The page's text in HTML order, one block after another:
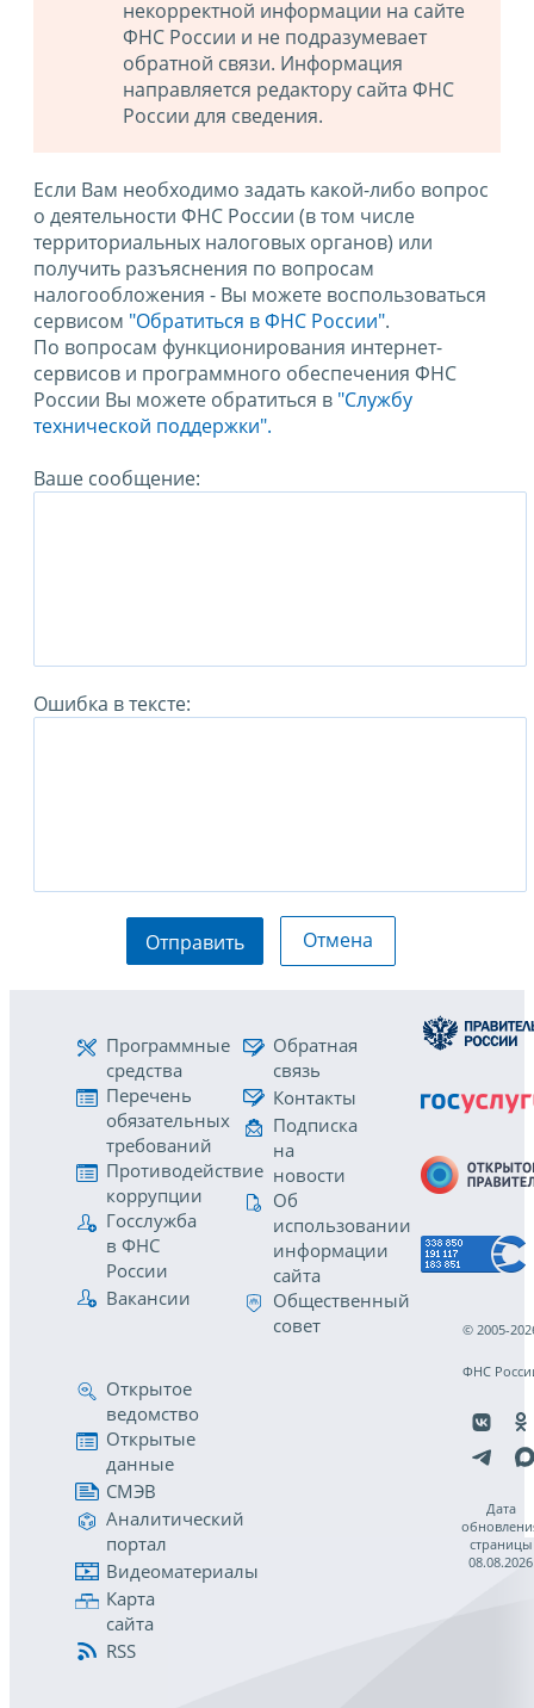
некорректной информации на сайте
ФНС России и не подразумевает
обратной связи. Информация
направляется редактору сайта ФНС
России для сведения.
Если Вам необходимо задать какой-либо вопрос
о деятельности ФНС России (в том числе
территориальных налоговых органов) или
получить разъяснения по вопросам
налогообложения - Вы можете воспользоваться
сервисом "Обратиться в ФНС России".
По вопросам функционирования интернет-
сервисов и программного обеспечения ФНС
России Вы можете обратиться в "Службу
технической поддержки".
Ваше сообщение:
Ошибка в тексте:
Отправить Отмена
Программные
средства
Перечень
обязательных
требований
Противодействие
коррупции
Госслужба
в ФНС
России
Вакансии
Обратная
связь
Контакты
Подписка
на
новости
Об
использовании
информации
сайта
Общественный
совет
Открытое
ведомство
Открытые
данные
СМЭВ
Аналитический
портал
Видеоматериалы
Карта
сайта
RSS
© 2005-
ФНС
Дата
страницы
08.08.2026